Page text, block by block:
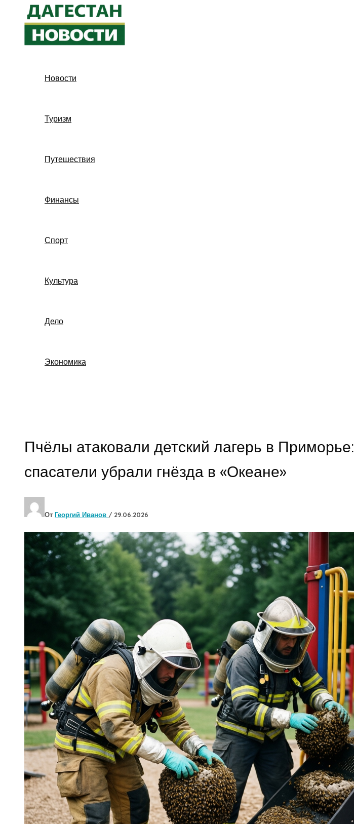
Перейти
содержимому
Новости
Туризм
Путешествия
Финансы
Спорт
Культура
Дело
Экономика
Пчёлы атаковали детский лагерь в Приморье:
спасатели убрали гнёзда в «Океане»
От Георгий Иванов / 29.06.2026